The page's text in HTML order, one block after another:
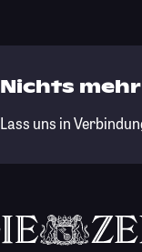
Nichts
Lass uns in